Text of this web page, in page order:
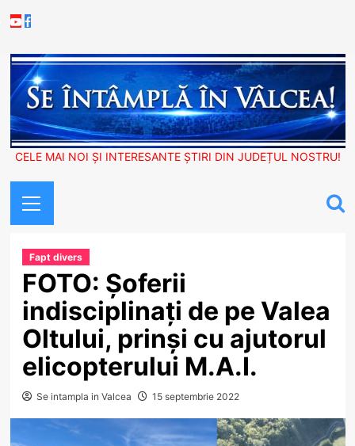
to
Youtube
Facebook
CELE MAI NOI ȘI INTERESANTE ȘTIRI DIN JUDEȚUL NOSTRU!
Menu
Fapt divers
FOTO: Șoferii
indisciplinați de pe Valea
Oltului, prinși cu ajutorul
elicopterului M.A.I.
Se intampla in Valcea 15 septembrie 2022